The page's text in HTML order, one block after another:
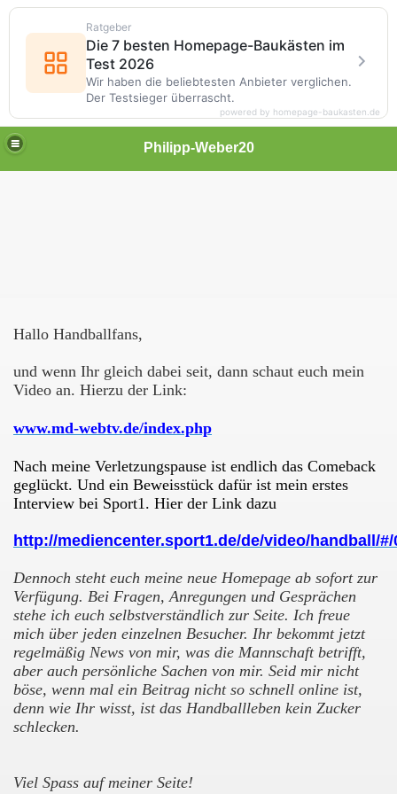
Philipp-Weber20
Hallo Handballfans,
und wenn Ihr gleich dabei seit, dann schaut euch mein
Video an. Hierzu der Link:
www.md-webtv.de/index.php
Nach meine Verletzungspause ist endlich das Comeback
geglückt. Und ein Beweisstück dafür ist mein erstes
Interview bei Sport1. Hier der Link dazu
http://mediencenter.sport1.de/de/video/handball/#/
Dennoch steht euch meine neue Homepage ab sofort zur
Verfügung. Bei Fragen, Anregungen und Gesprächen
stehe ich euch selbstverständlich zur Seite. Ich freue
mich über jeden einzelnen Besucher. Ihr bekommt jetzt
regelmäßig News von mir, was die Mannschaft betrifft,
aber auch persönliche Sachen von mir. Seid mir nicht
böse, wenn mal ein Beitrag nicht so schnell online ist,
denn wie Ihr wisst, ist das Handballleben kein Zucker
schlecken.
Viel Spass auf meiner Seite!
Ratgeber
Die 7 besten Homepage-Baukästen im
Test 2026
Wir haben die beliebtesten Anbieter verglichen.
Der Testsieger überrascht.
powered by homepage-baukasten.de